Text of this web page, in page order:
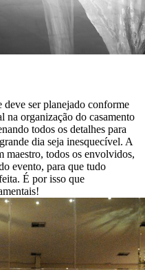
ser planejado conforme
na organização do casamento
todos os detalhes para
dia seja inesquecível. A
maestro, todos os envolvidos,
evento, para que tudo
É por isso que